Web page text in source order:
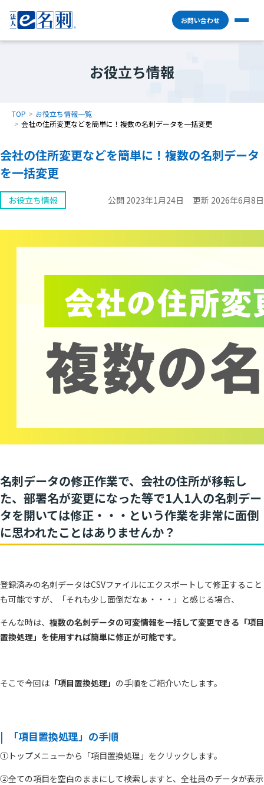
お問い合わせ
お役立ち情報
TOP
お役立ち情報一覧
会社の住所変更などを簡単に！複数の名刺データを一括変更
会社の住所変更などを簡単に！複数の名刺データ
を一括変更
お役立ち情報 公開 2023年1月24日 更新 2026年6月8日
名刺データの修正作業で、会社の住所が移転し
た、部署名が変更になった等で1人1人の名刺デー
タを開いては修正・・・という作業を非常に面倒
に思われたことはありませんか？
登録済みの名刺データはCSVファイルにエクスポートして修正すること
も可能ですが、「それも少し面倒だなぁ・・・」と感じる場合、
そんな時は、 複数の名刺データの可変情報を一括して変更できる「項目
置換処理」を使用すれば簡単に修正が可能です。
そこで今回は 「項目置換処理」 の手順をご紹介いたします。
「項目置換処理」の手順
①トップメニューから「項目置換処理」をクリックします。
②全ての項目を空白のままにして検索しますと、全社員のデータが表示